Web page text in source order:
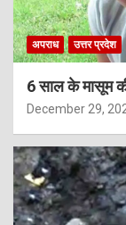
अपराध उत्तर प्रदेश
6 साल के मासूम
December 29,